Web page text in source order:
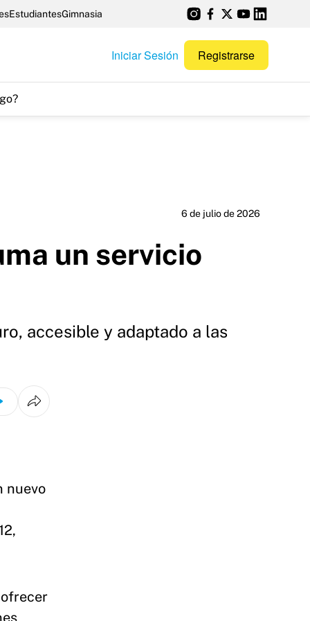
EstudiantesGimnasia
Iniciar Sesión Registrarse
6 de julio de 2026
un servicio
accesible y adaptado a las
nuevo